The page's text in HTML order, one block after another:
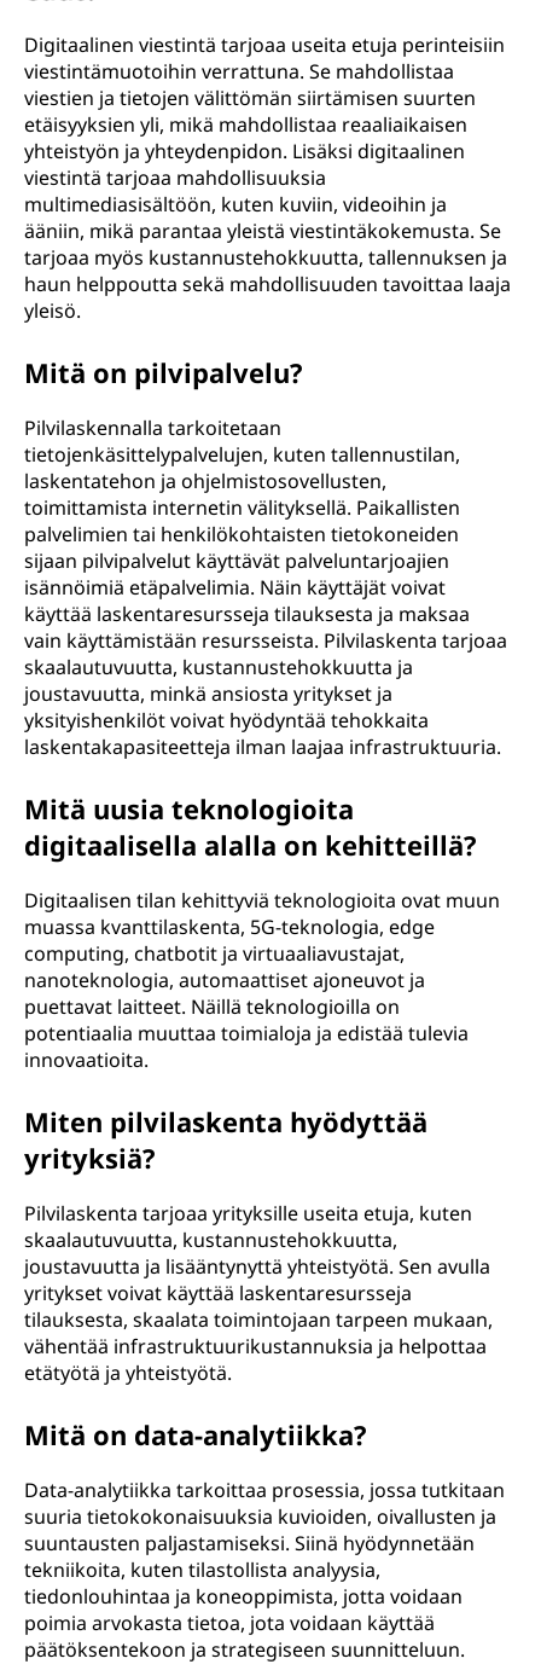
Digitaalinen viestintä tarjoaa useita etuja perinteisiin
viestintämuotoihin verrattuna. Se mahdollistaa
viestien ja tietojen välittömän siirtämisen suurten
etäisyyksien yli, mikä mahdollistaa reaaliaikaisen
yhteistyön ja yhteydenpidon. Lisäksi digitaalinen
viestintä tarjoaa mahdollisuuksia
multimediasisältöön, kuten kuviin, videoihin ja
ääniin, mikä parantaa yleistä viestintäkokemusta. Se
tarjoaa myös kustannustehokkuutta, tallennuksen ja
haun helppoutta sekä mahdollisuuden tavoittaa laaja
yleisö.
Mitä on pilvipalvelu?
Pilvilaskennalla tarkoitetaan
tietojenkäsittelypalvelujen, kuten tallennustilan,
laskentatehon ja ohjelmistosovellusten,
toimittamista internetin välityksellä. Paikallisten
palvelimien tai henkilökohtaisten tietokoneiden
sijaan pilvipalvelut käyttävät palveluntarjoajien
isännöimiä etäpalvelimia. Näin käyttäjät voivat
käyttää laskentaresursseja tilauksesta ja maksaa
vain käyttämistään resursseista. Pilvilaskenta tarjoaa
skaalautuvuutta, kustannustehokkuutta ja
joustavuutta, minkä ansiosta yritykset ja
yksityishenkilöt voivat hyödyntää tehokkaita
laskentakapasiteetteja ilman laajaa infrastruktuuria.
Mitä uusia teknologioita
digitaalisella alalla on kehitteillä?
Digitaalisen tilan kehittyviä teknologioita ovat muun
muassa kvanttilaskenta, 5G-teknologia, edge
computing, chatbotit ja virtuaaliavustajat,
nanoteknologia, automaattiset ajoneuvot ja
puettavat laitteet. Näillä teknologioilla on
potentiaalia muuttaa toimialoja ja edistää tulevia
innovaatioita.
Miten pilvilaskenta hyödyttää
yrityksiä?
Pilvilaskenta tarjoaa yrityksille useita etuja, kuten
skaalautuvuutta, kustannustehokkuutta,
joustavuutta ja lisääntynyttä yhteistyötä. Sen avulla
yritykset voivat käyttää laskentaresursseja
tilauksesta, skaalata toimintojaan tarpeen mukaan,
vähentää infrastruktuurikustannuksia ja helpottaa
etätyötä ja yhteistyötä.
Mitä on data-analytiikka?
Data-analytiikka tarkoittaa prosessia, jossa tutkitaan
suuria tietokokonaisuuksia kuvioiden, oivallusten ja
suuntausten paljastamiseksi. Siinä hyödynnetään
tekniikoita, kuten tilastollista analyysia,
tiedonlouhintaa ja koneoppimista, jotta voidaan
poimia arvokasta tietoa, jota voidaan käyttää
päätöksentekoon ja strategiseen suunnitteluun.